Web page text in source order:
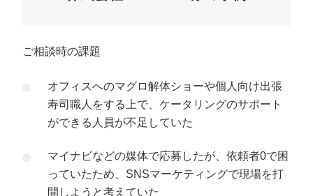
ご相談時の課題
オフィスへのマグロ解体ショーや個人向け出張
寿司職人をする上で、ケータリングのサポート
ができる人員が不足していた
マイナビなどの媒体で応募したが、依頼者0で困
っていたため、SNSマーケティングで現場を打
開しようと考えていた